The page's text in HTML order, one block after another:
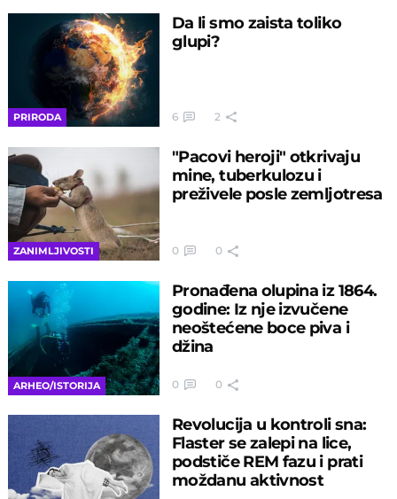
PRIRODA
Da li smo zaista toliko
glupi?
6 2
ZANIMLJIVOSTI
"Pacovi heroji" otkrivaju
mine, tuberkulozu i
preživele posle zemljotresa
0 0
ARHEO/ISTORIJA
Pronađena olupina iz 1864.
godine: Iz nje izvučene
neoštećene boce piva i
džina
0 0
Revolucija u kontroli sna:
Flaster se zalepi na lice,
podstiče REM fazu i prati
moždanu aktivnost